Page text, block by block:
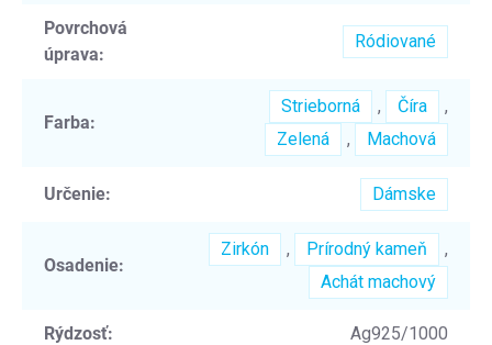
Povrchová
úprava:
Ródiované
Farba:
Strieborná , Číra
,
Zelená
, Machová
Určenie: Dámske
Osadenie:
Zirkón , Prírodný kameň
,
Achát machový
Rýdzosť: Ag925/1000